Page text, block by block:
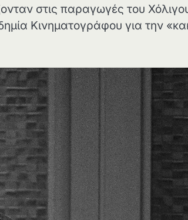
στις παραγωγές του
Κινηματογράφου για την